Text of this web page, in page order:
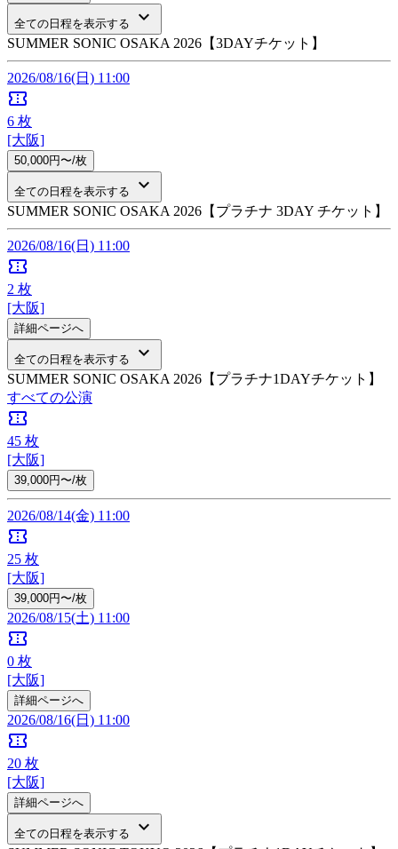
全ての日程を表示する keyboard_arrow_down
SUMMER SONIC OSAKA 2026【3DAYチケット】
2026/08/16(日) 11:00
confirmation_number
6 枚
[大阪]
50,000円〜/枚
全ての日程を表示する keyboard_arrow_down
SUMMER SONIC OSAKA 2026【プラチナ 3DAY チケット】
2026/08/16(日) 11:00
confirmation_number
2 枚
[大阪]
詳細ページへ
全ての日程を表示する keyboard_arrow_down
SUMMER SONIC OSAKA 2026【プラチナ1DAYチケット】
すべての公演
confirmation_number
45 枚
[大阪]
39,000円〜/枚
2026/08/14(金) 11:00
confirmation_number
25 枚
[大阪]
39,000円〜/枚
2026/08/15(土) 11:00
confirmation_number
0 枚
[大阪]
詳細ページへ
2026/08/16(日) 11:00
confirmation_number
20 枚
[大阪]
詳細ページへ
全ての日程を表示する keyboard_arrow_down